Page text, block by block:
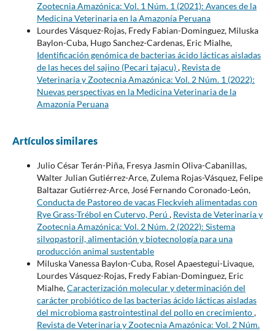
Zootecnia Amazónica: Vol. 1 Núm. 1 (2021): Avances de la
Medicina Veterinaria en la Amazonía Peruana
Lourdes Vásquez-Rojas, Fredy Fabian-Dominguez, Miluska
Baylon-Cuba, Hugo Sanchez-Cardenas, Eric Mialhe,
Identificación genómica de bacterias ácido lácticas aisladas
de las heces del sajino (Pecari tajacu), Revista de
Veterinaria y Zootecnia Amazónica: Vol. 2 Núm. 1 (2022):
Nuevas perspectivas en la Medicina Veterinaria de la
Amazonía Peruana
Artículos similares
Julio César Terán-Piña, Fresya Jasmin Oliva-Cabanillas,
Walter Julian Gutiérrez-Arce, Zulema Rojas-Vásquez, Felipe
Baltazar Gutiérrez-Arce, José Fernando Coronado-León,
Conducta de Pastoreo de vacas Fleckvieh alimentadas con
Rye Grass-Trébol en Cutervo, Perú , Revista de Veterinaria y
Zootecnia Amazónica: Vol. 2 Núm. 2 (2022): Sistema
silvopastoril, alimentación y biotecnología para una
producción animal sustentable
Miluska Vanessa Baylon-Cuba, Rosel Apaestegui-Livaque,
Lourdes Vásquez-Rojas, Fredy Fabian-Dominguez, Eric
Mialhe,Caracterización molecular y determinación del
carácter probiótico de las bacterias ácido lácticas aisladas
del microbioma gastrointestinal del pollo en crecimiento,
Revista de Veterinaria y Zootecnia Amazónica: Vol. 2 Núm.